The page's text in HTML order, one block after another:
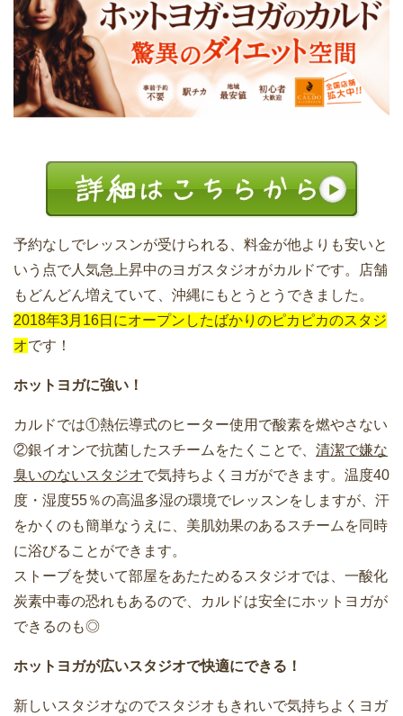
予約なしでレッスンが受けられる、料金が他よりも安いと
いう点で人気急上昇中のヨガスタジオがカルドです。店舗
もどんどん増えていて、沖縄にもとうとうできました。
2018年3月16日にオープンしたばかりのピカピカのスタジ
オです！
ホットヨガに強い！
カルドでは①熱伝導式のヒーター使用で酸素を燃やさない
②銀イオンで抗菌したスチームをたくことで、 清潔で嫌な
臭いのないスタジオで気持ちよくヨガができます。温度40
度・湿度55％の高温多湿の環境でレッスンをしますが、汗
をかくのも簡単なうえに、美肌効果のあるスチームを同時
に浴びることができます。
ストーブを焚いて部屋をあたためるスタジオでは、一酸化
炭素中毒の恐れもあるので、カルドは安全にホットヨガが
できるのも◎
ホットヨガが広いスタジオで快適にできる！
新しいスタジオなのでスタジオもきれいで気持ちよくヨガ